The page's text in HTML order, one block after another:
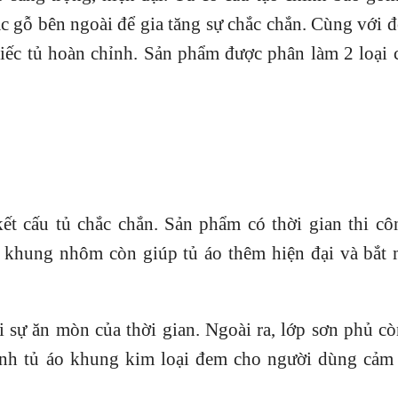
bên ngoài để gia tăng sự chắc chắn. Cùng với
tủ hoàn chỉnh. Sản phẩm được phân làm 2 loại
cấu tủ chắc chắn. Sản phẩm có thời gian thi
nhôm còn giúp tủ áo thêm hiện đại và bắt
ăn mòn của thời gian. Ngoài ra, lớp sơn phủ
tủ áo khung kim loại đem cho người dùng cảm